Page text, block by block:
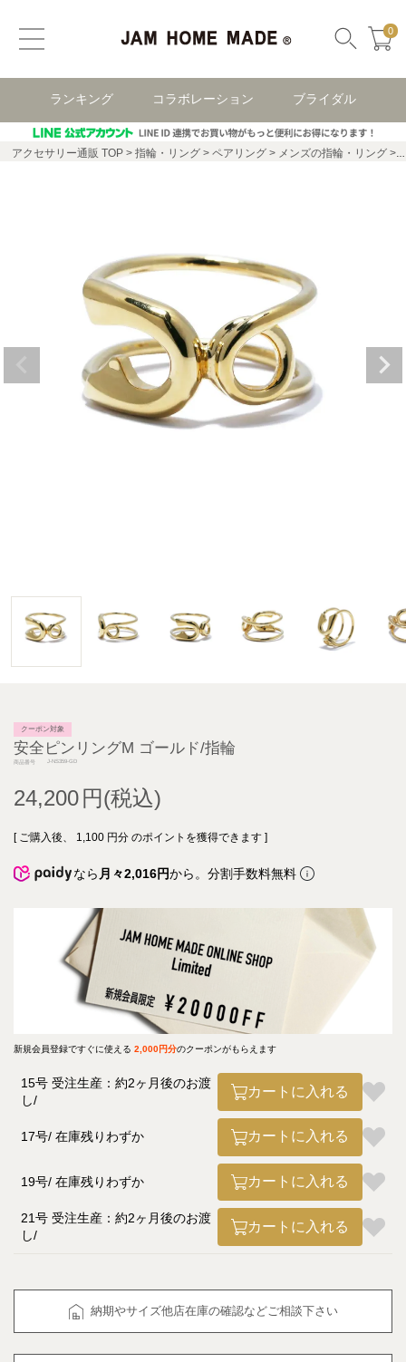
0
ランキング コラボレーション ブライダル
アクセサリー通販 TOP 指輪・リング ペアリング メンズの指輪・リング
クーポン対象
安全ピンリングM ゴールド/指輪
商品番号 J-NS359-GD
24,200
[ ご購入後、 1,100 円分 のポイントを獲得できます ]
なら 月々2,016円から。分割手数料無料
新規会員登録ですぐに使える 2,000円分のクーポンがもらえます
15号 受注生産：約2ヶ月後のお渡
し
カートに入れる
17号 在庫残りわずか カートに入れる
19号 在庫残りわずか カートに入れる
21号 受注生産：約2ヶ月後のお渡
し
カートに入れる
納期やサイズ他店在庫の確認などご相談下さい